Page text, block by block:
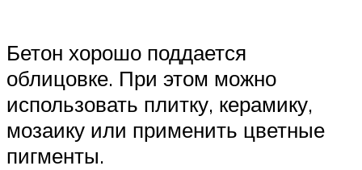
Бетон хорошо поддается
облицовке. При этом можно
использовать плитку, керамику,
мозаику или применить цветные
пигменты.